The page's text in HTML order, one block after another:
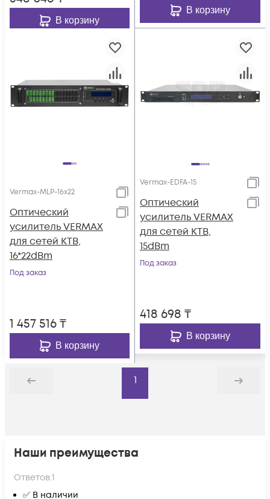
В корзину
В корзину
Vermax-MLP-16x22
Оптический
усилитель VERMAX
для сетей КТВ,
16*22dBm
Под заказ
1 457 516₸
В корзину
Vermax-EDFA-15
Оптический
усилитель VERMAX
для сетей КТВ,
15dBm
Под заказ
418 698 ₸
В корзину
Назад
1
Дальше
Наши преимущества
Ответов:1
✅ В наличии